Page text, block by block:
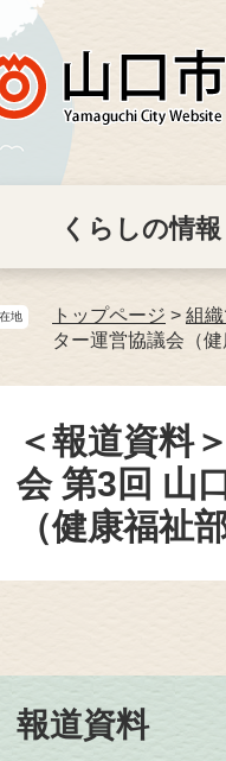
くらしの情報
地 トップページ > 組
ター運営協議会（健
＜報道資料
会 第3回 山
（健康福祉
報道資料